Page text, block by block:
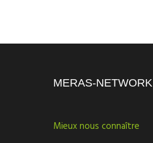
MERAS-NETWORK
Mieux nous connaître